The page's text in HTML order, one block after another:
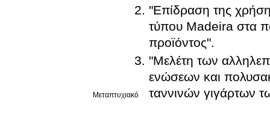
Μεταπτυχιακό
"Επίδραση της
τύπου Madeira στα
προϊόντος".
"Μελέτη των
ενώσεων και
ταννινών γιγάρτων